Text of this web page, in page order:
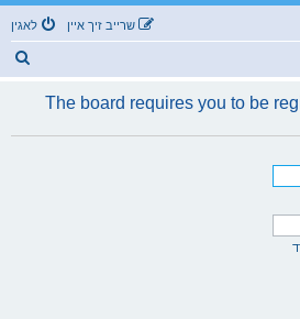
לאגין שרייב זיך איין
The board requires you to be